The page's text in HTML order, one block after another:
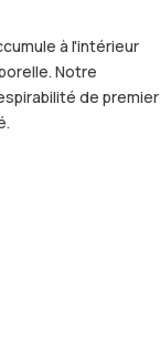
à l'intérieur
Notre
de premier